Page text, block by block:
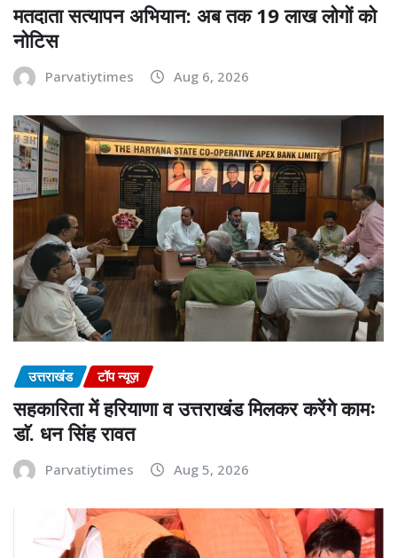
मतदाता सत्यापन अभियान: अब तक 19 लाख लोगों को
नोटिस
Parvatiytimes Aug 6, 2026
उत्तराखंड टॉप न्यूज़
सहकारिता में हरियाणा व उत्तराखंड मिलकर करेंगे कामः
डाॅ. धन सिंह रावत
Parvatiytimes Aug 5, 2026